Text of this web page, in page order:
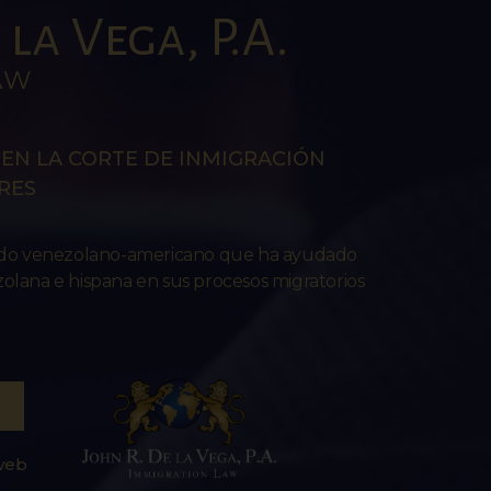
Vega, P.A.
LA CORTE DE INMIGRACIÓN
venezolano-americano que ha ayudado
e hispana en sus procesos migratorios